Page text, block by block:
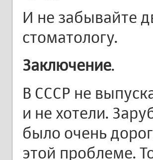
И не забывайте
стоматологу.
Заключение.
В СССР не
и не хотели.
было очень
этой проблеме.